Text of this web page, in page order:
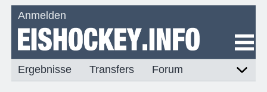
Anmelden
Ergebnisse Transfers Forum